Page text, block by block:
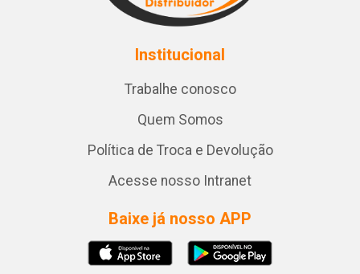
Institucional
Trabalhe conosco
Quem Somos
Política de Troca e Devolução
Acesse nosso Intranet
Baixe já nosso APP